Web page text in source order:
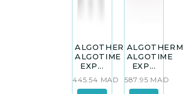
ALGOTHERM
ALGOTIME
EXP...
445.54 MAD
ALGOTHERM
ALGOTIME
EXP...
587.95 MAD